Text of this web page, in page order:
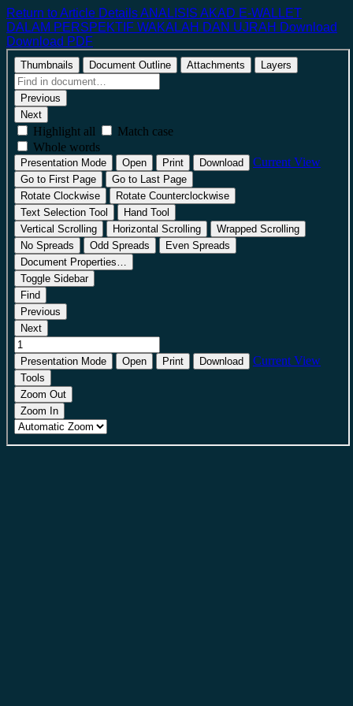
Return to Article DetailsANALISIS AKAD E-WALLET
DALAM PERSPEKTIF WAKALAH DAN UJRAH Download
Download PDF